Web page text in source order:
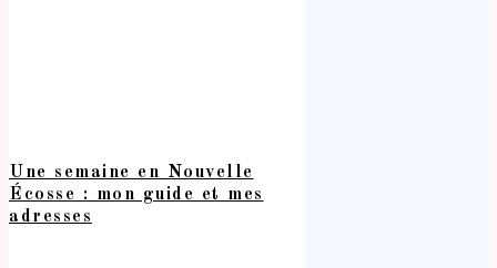
Une semaine en Nouvelle
Écosse : mon guide et mes
adresses